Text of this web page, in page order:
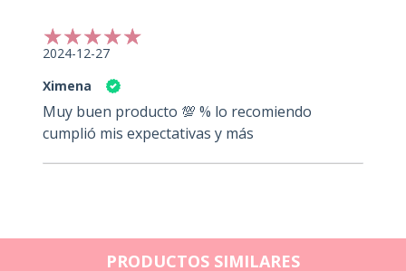
2024-12-27
Ximena
Muy buen producto 💯 % lo recomiendo
cumplió mis expectativas y más
PRODUCTOS SIMILARES